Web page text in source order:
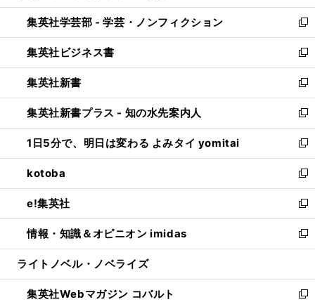
開
く
ウ
で
開
く
ン
ド
ウ
で
開
く
ウ
ィ
ン
ド
ウ
で
開
く
集英社学芸部 - 学芸・ノンフィクション
新
し
い
ウ
ィ
ン
ド
ウ
で
開
く
集英社ビジネス書
新
し
い
ウ
ィ
ン
ド
ウ
で
開
く
集英社新書
新
し
い
ウ
ィ
ン
ド
ウ
で
開
く
集英社新書プラス - 知の水先案内人
新
し
い
ウ
ィ
ン
ド
ウ
で
開
1日5分で、明日は変わる よみタイ yomitai
新
し
い
ウ
ィ
ン
ド
ウ
開
く
kotoba
新
し
い
ウ
ィ
ン
ウ
で
e!集英社
新
し
い
ウ
ン
ド
情報・知識＆オピニオン imidas
新
し
ウ
ィ
ライトノベル・ノベライズ
集英社Webマガジン コバルト
新